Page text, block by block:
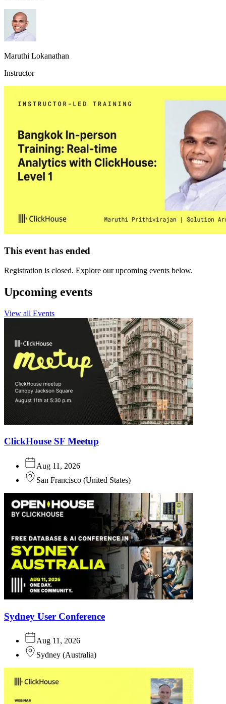
Maruthi Lokanathan
Instructor
This event has ended
Registration is closed. Explore our upcoming events below.
Upcoming events
View all Events
ClickHouse SF Meetup
Aug 11, 2026
San Francisco (United States)
Sydney User Conference
Aug 11, 2026
Sydney (Australia)